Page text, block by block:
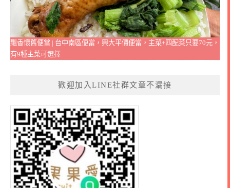
飄香懷舊便當 | 台中南區便當，興大平價便當，主菜+四配菜只要70元，
有9種主菜可選擇
歡迎加入LINE社群文章不漏接